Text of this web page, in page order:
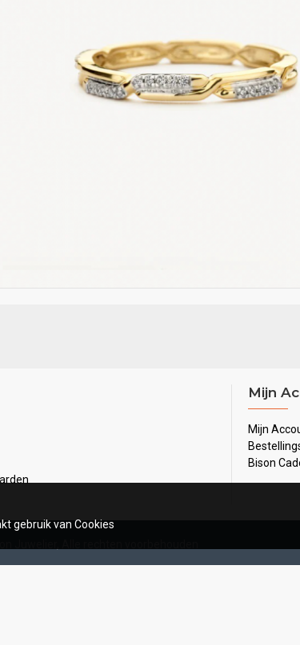
Mijn
Mijn
Bison
Juwelier, Alle rechten voorbehouden
gebruik van Cookies